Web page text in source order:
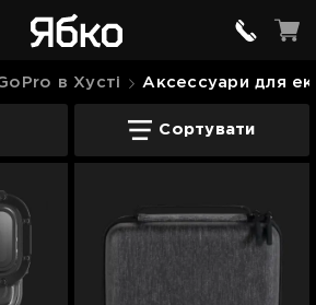
в Хусті Аксессуари для
екшн-камер в Хусті
Сортувати